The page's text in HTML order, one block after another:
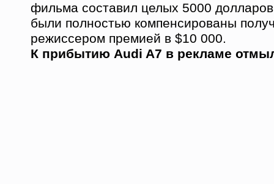
фильма составил целых 5000
были полностью компенсированы
режиссером премией в $10 000.
К прибытию Audi A7 в рекламе